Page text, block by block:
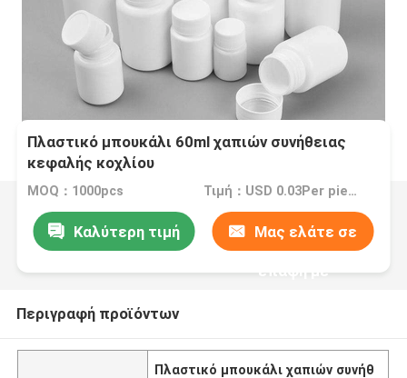
Πλαστικό μπουκάλι 60ml χαπιών συνήθειας
κεφαλής κοχλίου
MOQ：1000pcs Τιμή：USD 0.03Per piece
Καλύτερη τιμή Μας ελάτε σε
επαφή με
Περιγραφή προϊόντων
Πλαστικό μπουκάλι χαπιών συνήθ